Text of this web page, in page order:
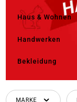
Haus & Wohnen
Handwerken
Bekleidung
MARKE